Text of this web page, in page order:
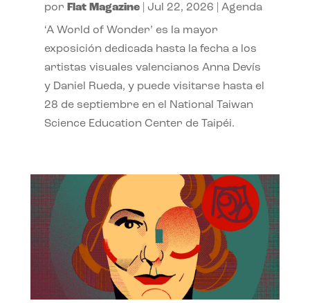
por Flat Magazine| Jul 22, 2026 Agenda
‘A World of Wonder’ es la mayor
exposición dedicada hasta la fecha a los
artistas visuales valencianos Anna Devís
y Daniel Rueda, y puede visitarse hasta el
28 de septiembre en el National Taiwan
Science Education Center de Taipéi.